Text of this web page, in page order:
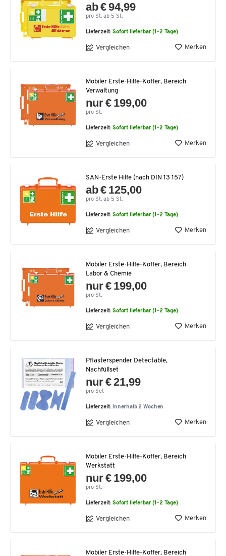
ab € 94,99
pro St. ab 5 St.
Lieferzeit:Sofort lieferbar (1-2 Tage)
Vergleichen Merken
Mobiler Erste-Hilfe-Koffer, Bereich
Verwaltung
nur € 199,00
pro St.
Lieferzeit:Sofort lieferbar (1-2 Tage)
Vergleichen Merken
SAN-Erste Hilfe (nach DIN 13 157)
ab € 125,00
pro St. ab 5 St.
Lieferzeit:Sofort lieferbar (1-2 Tage)
Vergleichen Merken
Mobiler Erste-Hilfe-Koffer, Bereich
Labor & Chemie
nur € 199,00
pro St.
Lieferzeit:Sofort lieferbar (1-2 Tage)
Vergleichen Merken
Pflasterspender Detectable,
Nachfüllset
nur € 21,99
pro Set
Lieferzeit: innerhalb 2 Wochen
Vergleichen Merken
Mobiler Erste-Hilfe-Koffer, Bereich
Werkstatt
nur € 199,00
pro St.
Lieferzeit:Sofort lieferbar (1-2 Tage)
Vergleichen Merken
Mobiler Erste-Hilfe-Koffer, Bereich